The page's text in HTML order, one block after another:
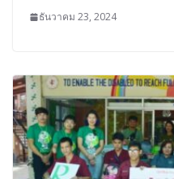
ธันวาคม 23, 2024